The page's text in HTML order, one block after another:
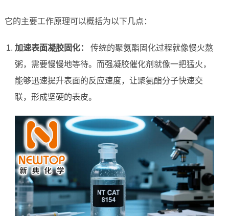
它的主要工作原理可以概括为以下几点：
加速表面凝胶固化：
传统的聚氨酯固化过程就像慢火熬
粥，需要慢慢地等待。而强凝胶催化剂就像一把猛火，
能够迅速提升表面的反应速度，让聚氨酯分子快速交
联，形成坚硬的表皮。